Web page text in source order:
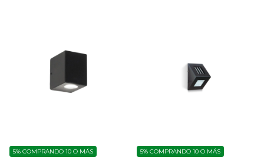
5% COMPRANDO 10 O MÁS 5% COMPRANDO 10 O MÁS